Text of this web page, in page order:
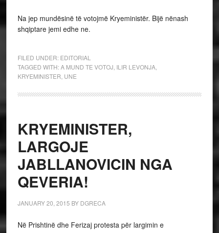
Na jep mundësinë të votojmë Kryeministër. Bijë nënash
shqiptare jemi edhe ne.
FILED UNDER: EDITORIAL
TAGGED WITH:A MUND TE VOTOJ ILIR LEVONJA,
KRYEMINISTER UNE
KRYEMINISTER,
LARGOJE
JABLLANOVICIN NGA
QEVERIA!
JANUARY 20, 2015 BY DGRECA
Në Prishtinë dhe Ferizaj protesta për largimin e